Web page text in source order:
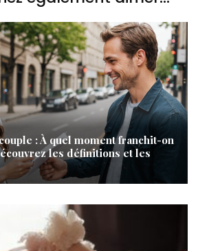
: À quel moment franchit-on
les définitions et les